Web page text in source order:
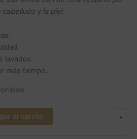
y la piel.
lavados.
más tiempo.
-
al carrito